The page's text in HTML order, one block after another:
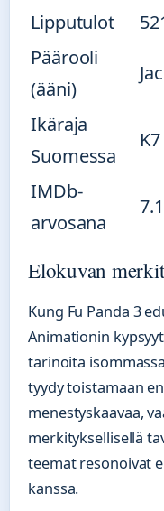
Lipputulot
Päärooli
(ääni)
Ikäraja
Suomessa
K7
IMDb-
arvosana
Elokuvan
Kung Fu Panda 3
Animationin
tarinoita
tyydy toistamaan
menestyskaavaa,
merkityksellisellä
teemat resonoivat
kanssa.